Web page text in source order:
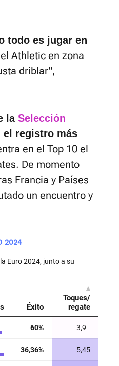
todo es jugar en
Athletic en zona
driblar",
la Selección
el registro más
en el Top 10 el
De momento
Francia y Países
un encuentro y
2024